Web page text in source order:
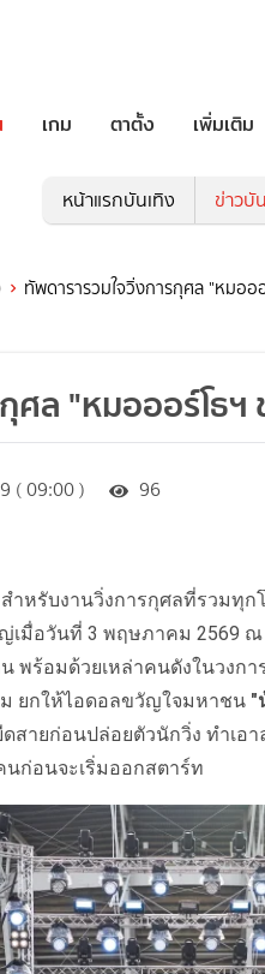
เกม ตาตั้ง เพิ่มเติม
หน้าแรกบันเทิง ข่าวบั
ทัพดารารวมใจวิ่งการกุศล "หมออ
ศล "หมอออร์โธ
( 09:00 ) 96
ำหรับงานวิ่งการกุศลที่รวมทุก
ญ่เมื่อวันที่ 3 พฤษภาคม 2569
พร้อมด้วยเหล่าคนดังในวงก
ม ยกให้ไอดอลขวัญใจมหาชน "
ายก่อนปล่อยตัวนักวิ่ง ทำเอา
ก่อนจะเริ่มออกสตาร์ท